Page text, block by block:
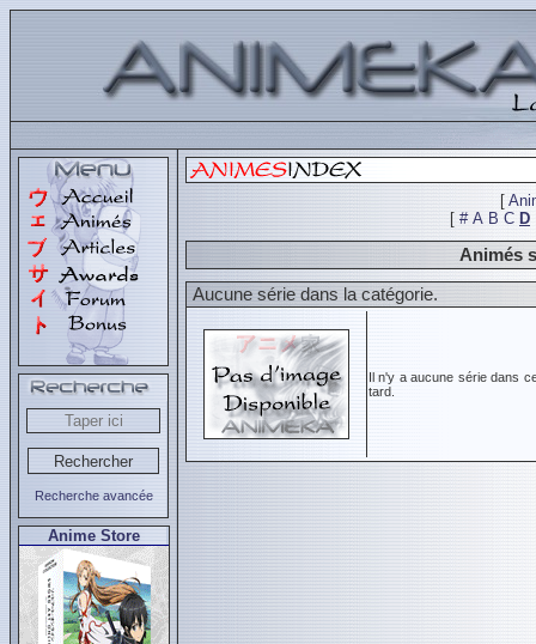
Recherche avancée
Anime Store
[
[ # A B C D
Animés
Aucune série dans la catégorie.
Il n'y a aucune série dans
tard.